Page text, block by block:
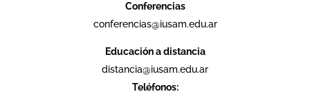
Conferencias
conferencias@iusam.edu.ar
Educación a distancia
distancia@iusam.edu.ar
Teléfonos: